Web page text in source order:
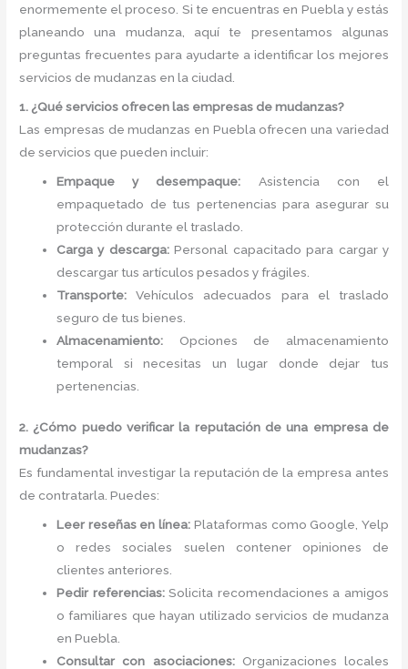
enormemente el proceso. Si te encuentras en Puebla y estás
planeando una mudanza, aquí te presentamos algunas
preguntas frecuentes para ayudarte a identificar los mejores
servicios de mudanzas en la ciudad.
1. ¿Qué servicios ofrecen las empresas de mudanzas?
Las empresas de mudanzas en Puebla ofrecen una variedad
de servicios que pueden incluir:
Empaque y desempaque: Asistencia con el
empaquetado de tus pertenencias para asegurar su
protección durante el traslado.
Carga y descarga:Personal capacitado para cargar y
descargar tus artículos pesados y frágiles.
Transporte: Vehículos adecuados para el traslado
seguro de tus bienes.
Almacenamiento: Opciones de almacenamiento
temporal si necesitas un lugar donde dejar tus
pertenencias.
2. ¿Cómo puedo verificar la reputación de una empresa de
mudanzas?
Es fundamental investigar la reputación de la empresa antes
de contratarla. Puedes:
Leer reseñas en línea: Plataformas como Google, Yelp
o redes sociales suelen contener opiniones de
clientes anteriores.
Pedir referencias:Solicita recomendaciones a amigos
o familiares que hayan utilizado servicios de mudanza
en Puebla.
Consultar con asociaciones:Organizaciones locales